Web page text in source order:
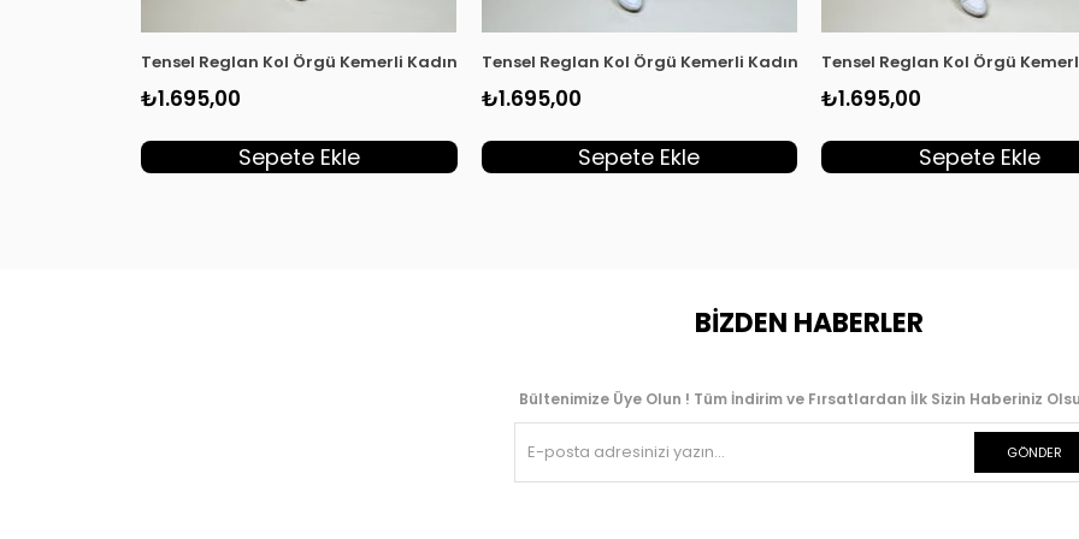
Tensel Reglan Kol Örgü Kemerli Kadın Tunik Lacivert EYL 2172
₺1.695,00
Sepete Ekle
Tensel Reglan Kol Örgü Kemerli Kadın Tunik Kiremit EYL 2172
₺1.695,00
Sepete Ekle
Tensel Reglan Kol Örgü
₺1.695,00
Sepete Ekle
BİZDEN HABERLER
Bültenimize Üye Olun ! Tüm İndirim ve Fırsatlardan İlk Sizin Haberiniz
GÖNDER